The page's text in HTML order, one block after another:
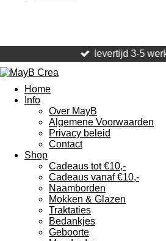
levertijd 3-5
Home
Info
Over MayB
Algemene Voorwaarden
Privacy beleid
Contact
Shop
Cadeaus tot €10,-
Cadeaus vanaf €10,-
Naamborden
Mokken & Glazen
Traktaties
Bedankjes
Geboorte